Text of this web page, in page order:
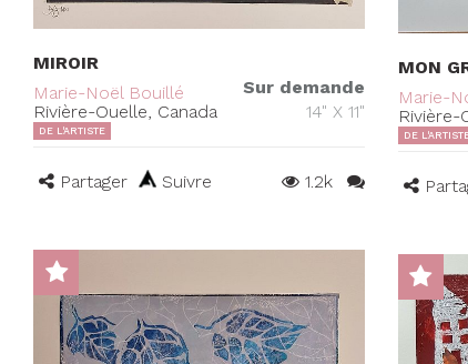
MIROIR
Marie-Noël Bouillé
Rivière-Ouelle, Canada
Sur demande
14" X 11"
DE L'ARTISTE
Partager Suivre 1.2k
MON
Marie-
Rivière-
DE